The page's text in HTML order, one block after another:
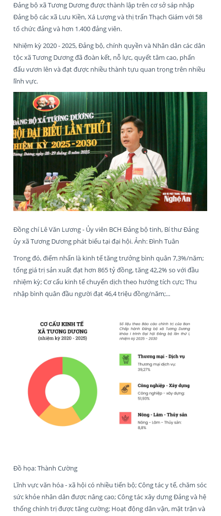
Đảng bộ xã Tương Dương được thành lập trên cơ sở sáp nhập
Đảng bộ các xã Lưu Kiền, Xá Lượng và thị trấn Thạch Giám với 58
tổ chức đảng và hơn 1.400 đảng viên.
Nhiệm kỳ 2020 - 2025, Đảng bộ, chính quyền và Nhân dân các dân
tộc xã Tương Dương đã đoàn kết, nỗ lực, quyết tâm cao, phấn
đấu vươn lên và đạt được nhiều thành tựu quan trọng trên nhiều
lĩnh vực.
Đồng chí Lê Văn Lương - Ủy viên BCH Đảng bộ tinh, Bí thư Đảng
ủy xã Tương Dương phát biểu tại đại hội. Ảnh: Đình Tuân
Trong đó, điểm nhấn là kinh tế tăng trưởng bình quân 7,3%/năm;
tổng giá trị sản xuất đạt hơn 865 tỷ đồng, tăng 42,2% so với đầu
nhiệm kỳ; Cơ cấu kinh tế chuyển dịch theo hướng tích cực; Thu
nhập bình quân đầu người đạt 46,4 triệu đồng/năm;...
Đồ họa: Thành Cường
Lĩnh vực văn hóa - xã hội có nhiều tiến bộ; Công tác y tế, chăm sóc
sức khỏe nhân dân được nâng cao; Công tác xây dựng Đảng và hệ
thống chính trị được tăng cường; Hoạt động dân vận, mặt trận và